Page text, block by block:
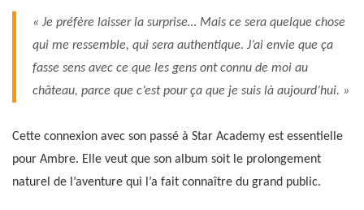
« Je préfère laisser la surprise… Mais ce sera quelque chose
qui me ressemble, qui sera authentique. J’ai envie que ça
fasse sens avec ce que les gens ont connu de moi au
château, parce que c’est pour ça que je suis là aujourd’hui. »
Cette connexion avec son passé à Star Academy est essentielle
pour Ambre. Elle veut que son album soit le prolongement
naturel de l’aventure qui l’a fait connaître du grand public.